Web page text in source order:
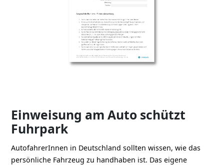
Einweisung am Auto schützt
Fuhrpark
AutofahrerInnen in Deutschland sollten wissen, wie das
persönliche Fahrzeug zu handhaben ist. Das eigene